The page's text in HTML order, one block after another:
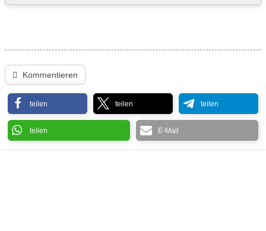
Kommentieren
teilen teilen teilen
teilen E-Mail